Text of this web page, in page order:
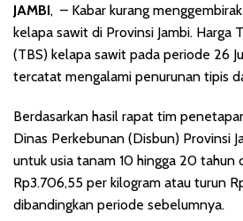
JAMBI, – Kabar kurang
kelapa sawit di Provinsi Jambi. Harga
(TBS) kelapa sawit pada periode 26
tercatat mengalami penurunan tipis
Berdasarkan hasil rapat tim
Dinas Perkebunan (Disbun) Provinsi
untuk usia tanam 10 hingga 20 tahun
Rp3.706,55 per kilogram atau turun
dibandingkan periode sebelumnya.